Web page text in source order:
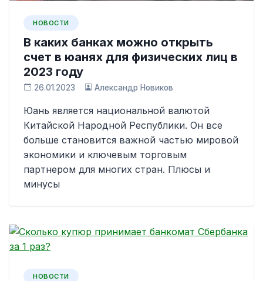
НОВОСТИ
В каких банках можно открыть
счет в юанях для физических лиц в
2023 году
26.01.2023 Александр Новиков
Юань является национальной валютой
Китайской Народной Республики. Он все
больше становится важной частью мировой
экономики и ключевым торговым
партнером для многих стран. Плюсы и
минусы
НОВОСТИ